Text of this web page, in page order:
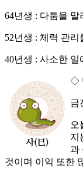
64년생 : 다툼을
52년생 : 체력 관리
40년생 : 사소한
◇
금
오
지
과
것이며 이익 또한